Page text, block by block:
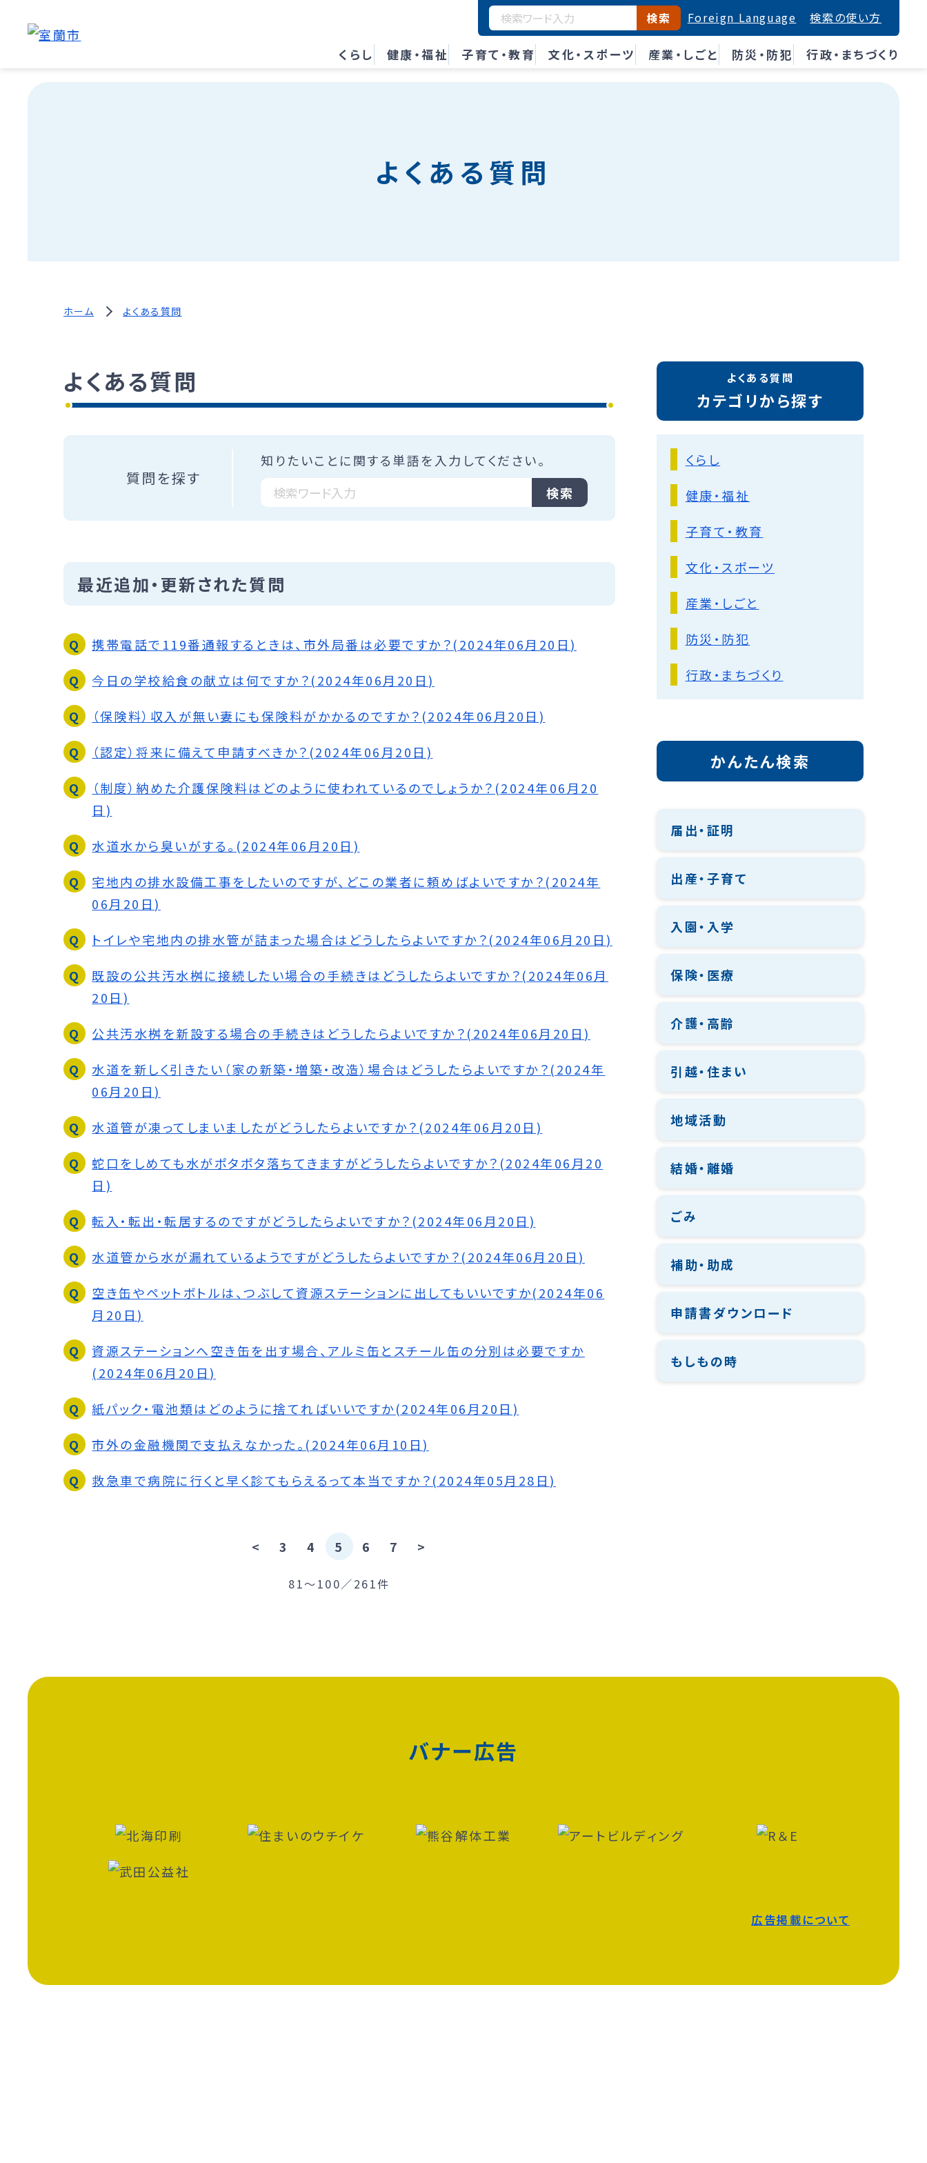
くらし 健康・福祉 子育て・教育 文化・スポーツ 産業・しごと 防災・防犯 行政・まちづくり
検索 Foreign Language 検索の使い方
よくある質問
ホーム よくある質問
よくある質問
質問を探す
知りたいことに関する単語を入力してください。
検索
最近追加・更新された質問
携帯電話で119番通報するときは、市外局番は必要ですか？(2024年06月20日)
今日の学校給食の献立は何ですか？(2024年06月20日)
（保険料）収入が無い妻にも保険料がかかるのですか？(2024年06月20日)
（認定）将来に備えて申請すべきか？(2024年06月20日)
（制度）納めた介護保険料はどのように使われているのでしょうか？(2024年06月20
日)
水道水から臭いがする。(2024年06月20日)
宅地内の排水設備工事をしたいのですが、どこの業者に頼めばよいですか？(2024年
06月20日)
トイレや宅地内の排水管が詰まった場合はどうしたらよいですか？(2024年06月20日)
既設の公共汚水桝に接続したい場合の手続きはどうしたらよいですか？(2024年06月
20日)
公共汚水桝を新設する場合の手続きはどうしたらよいですか？(2024年06月20日)
水道を新しく引きたい（家の新築・増築・改造）場合はどうしたらよいですか？(2024年
06月20日)
水道管が凍ってしまいましたがどうしたらよいですか？(2024年06月20日)
蛇口をしめても水がポタポタ落ちてきますがどうしたらよいですか？(2024年06月20
日)
転入・転出・転居するのですがどうしたらよいですか？(2024年06月20日)
水道管から水が漏れているようですがどうしたらよいですか？(2024年06月20日)
空き缶やペットボトルは、つぶして資源ステーションに出してもいいですか(2024年06
月20日)
資源ステーションへ空き缶を出す場合、アルミ缶とスチール缶の分別は必要ですか
(2024年06月20日)
紙パック・電池類はどのように捨てればいいですか(2024年06月20日)
市外の金融機関で支払えなかった。(2024年06月10日)
救急車で病院に行くと早く診てもらえるって本当ですか？(2024年05月28日)
< 3 4 5 6 7 >
81〜100／261件
よくある質問
カテゴリから探す
くらし
健康・福祉
子育て・教育
文化・スポーツ
産業・しごと
防災・防犯
行政・まちづくり
かんたん検索
届出・証明
出産・子育て
入園・入学
保険・医療
介護・高齢
引越・住まい
地域活動
結婚・離婚
ごみ
補助・助成
申請書ダウンロード
もしもの時
バナー広告
広告掲載について